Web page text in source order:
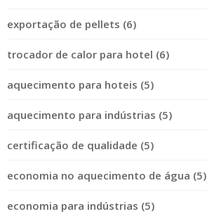
exportação de pellets (6)
trocador de calor para hotel (6)
aquecimento para hoteis (5)
aquecimento para indústrias (5)
certificação de qualidade (5)
economia no aquecimento de água (5)
economia para indústrias (5)